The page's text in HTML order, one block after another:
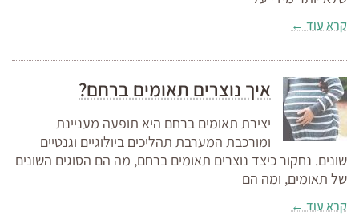
קרא עוד ←
איך נוצרים תאומים ברחם?
יצירת תאומים ברחם היא תופעה מעניינת
ומורכבת המערבת תהליכים ביולוגיים וגנטיים
שונים. נחקור כיצד נוצרים תאומים ברחם, מה הם הסוגים השונים
של תאומים, ומה הם
קרא עוד ←